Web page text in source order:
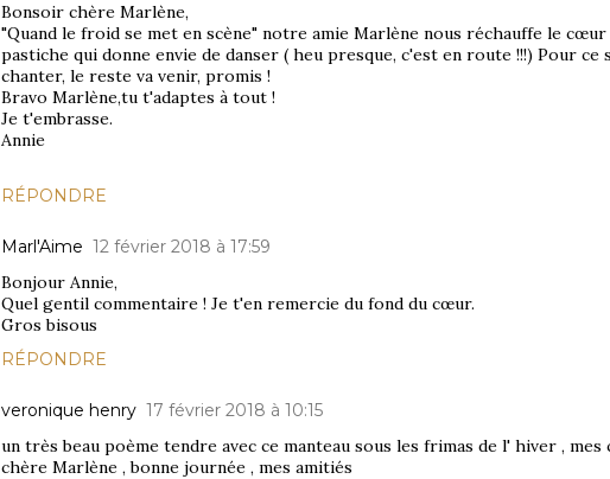
Bonsoir chère Marlène,
"Quand le froid se met en scène" notre amie Marlène nous réchauffe le cœur
pastiche qui donne envie de danser ( heu presque, c'est en route !!!) Pour ce
chanter, le reste va venir, promis !
Bravo Marlène,tu t'adaptes à tout !
Je t'embrasse.
Annie
RÉPONDRE
Marl'Aime 12 février 2018 à 17:59
Bonjour Annie,
Quel gentil commentaire ! Je t'en remercie du fond du cœur.
Gros bisous
RÉPONDRE
veronique henry 17 février 2018 à 10:15
un très beau poème tendre avec ce manteau sous les frimas de l' hiver , mes
chère Marlène , bonne journée , mes amitiés